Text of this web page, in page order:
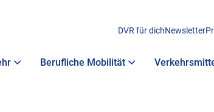
DVR für dichNewsletter
Berufliche Mobilität